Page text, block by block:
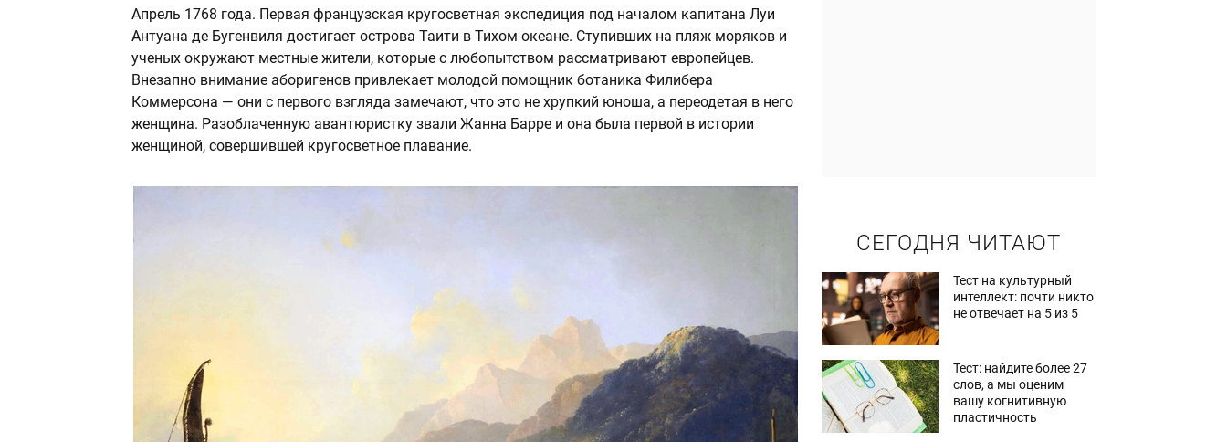
Апрель 1768 года. Первая французская кругосветная экспедиция под началом капитана Луи
Антуана де Бугенвиля достигает острова Таити в Тихом океане. Ступивших на пляж моряков и
ученых окружают местные жители, которые с любопытством рассматривают европейцев.
Внезапно внимание аборигенов привлекает молодой помощник ботаника Филибера
Коммерсона — они с первого взгляда замечают, что это не хрупкий юноша, а переодетая в него
женщина. Разоблаченную авантюристку звали Жанна Барре и она была первой в истории
женщиной, совершившей кругосветное плавание.
СЕГОДНЯ ЧИТАЮТ
Тест на культурный
интеллект: почти никто
не отвечает на 5 из 5
Тест: найдите более 27
слов, а мы оценим
вашу когнитивную
пластичность